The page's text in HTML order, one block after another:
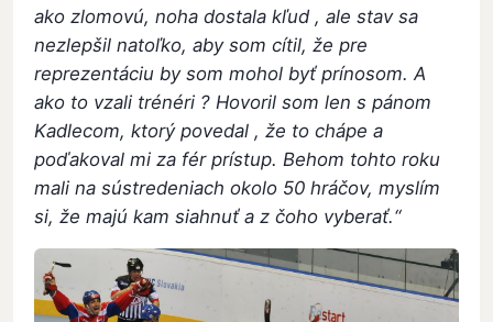
ako zlomovú, noha dostala kľud , ale stav sa
nezlepšil natoľko, aby som cítil, že pre
reprezentáciu by som mohol byť prínosom. A
ako to vzali trénéri ? Hovoril som len s pánom
Kadlecom, ktorý povedal , že to chápe a
poďakoval mi za fér prístup. Behom tohto roku
mali na sústredeniach okolo 50 hráčov, myslím
si, že majú kam siahnuť a z čoho vyberať.“